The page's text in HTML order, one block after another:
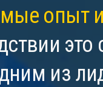
опыт
это
из